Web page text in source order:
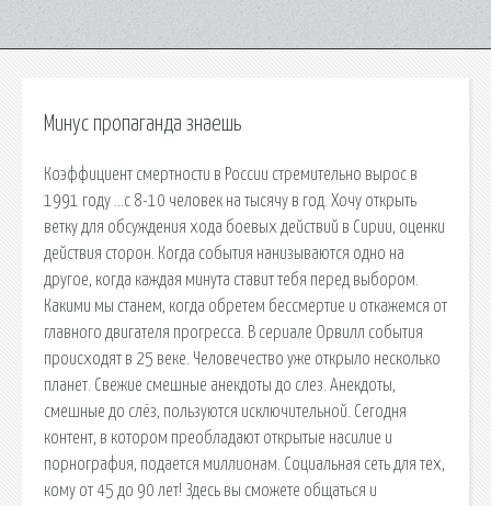
Минус пропаганда знаешь
Коэффициент смертности в России стремительно вырос в
1991 году …с 8-10 человек на тысячу в год. Хочу открыть
ветку для обсуждения хода боевых действий в Сирии, оценки
действия сторон. Когда события нанизываются одно на
другое, когда каждая минута ставит тебя перед выбором.
Какими мы станем, когда обретем бессмертие и откажемся от
главного двигателя прогресса. В сериале Орвилл события
происходят в 25 веке. Человечество уже открыло несколько
планет. Свежие смешные анекдоты до слез. Анекдоты,
смешные до слёз, пользуются исключительной. Сегодня
контент, в котором преобладают открытые насилие и
порнография, подается миллионам. Социальная сеть для тех,
кому от 45 до 90 лет! Здесь вы сможете общаться и